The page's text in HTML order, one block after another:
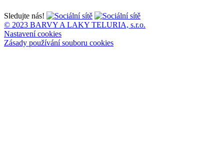
Sledujte nás!
© 2023 BARVY A LAKY TELURIA, s.r.o.
Nastavení cookies
Zásady používání souboru cookies